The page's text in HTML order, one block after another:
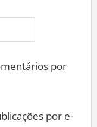
por
por e-